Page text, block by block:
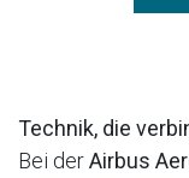
Technik, die
Bei derAirbus